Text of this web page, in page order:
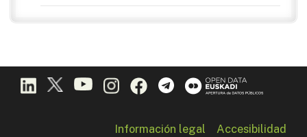
Información legal Accesibilidad